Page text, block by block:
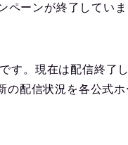
ペーンが終了していま
す。現在は配信終了
の配信状況を各公式ホ